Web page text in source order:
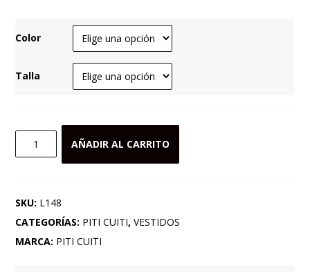
Color
Talla
VESTIDO
KAFTAN
ESTILO
BOHO
CON
AÑADIR AL CARRITO
SKU: L148
CATEGORÍAS: PITI CUITI,VESTIDOS
MARCA: PITI CUITI